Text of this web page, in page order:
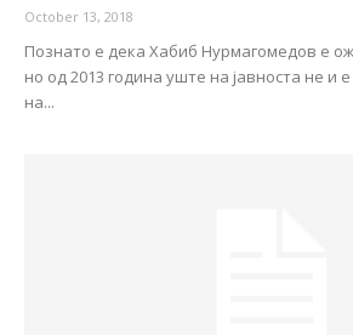
October 13, 2018
Познато е дека Хабиб Нурмагомедов е
но од 2013 година уште на јавноста не и
на...